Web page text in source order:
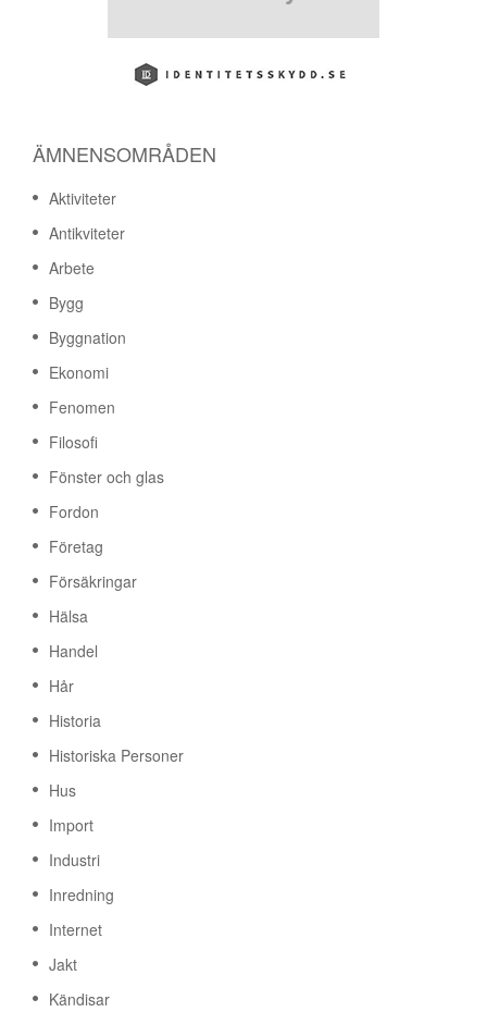
ÄMNENSOMRÅDEN
Aktiviteter
Antikviteter
Arbete
Bygg
Byggnation
Ekonomi
Fenomen
Filosofi
Fönster och glas
Fordon
Företag
Försäkringar
Hälsa
Handel
Hår
Historia
Historiska Personer
Hus
Import
Industri
Inredning
Internet
Jakt
Kändisar